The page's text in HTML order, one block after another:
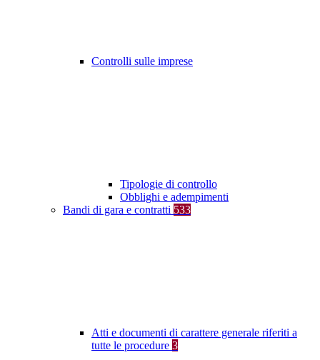
Controlli sulle imprese
Tipologie di controllo
Obblighi e adempimenti
Bandi di gara e contratti 533
Atti e documenti di carattere generale riferiti a
tutte le procedure 3